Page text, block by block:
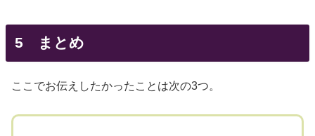
5 まとめ
ここでお伝えしたかったことは次の3つ。